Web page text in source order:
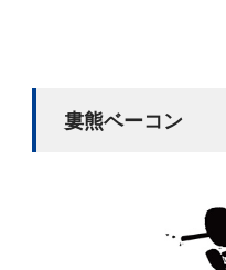
婁熊ベーコン